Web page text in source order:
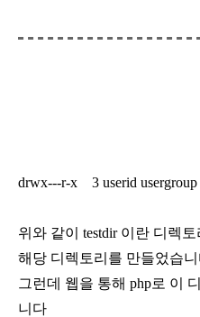
drwx---r-x 3 userid
위와 같이 testdir 이란 디렉
해당 디렉토리를 만들었습니
그런데 웹을 통해 php로 이
니다